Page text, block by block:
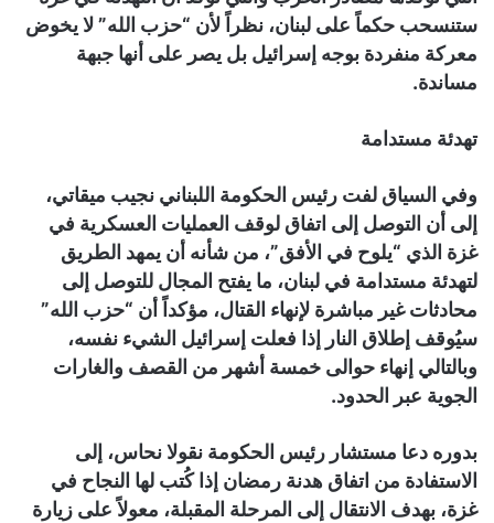
ستنسحب حكماً على لبنان، نظراً لأن “حزب الله” لا يخوض
معركة منفردة بوجه إسرائيل بل يصر على أنها جبهة
مساندة.
تهدئة مستدامة
وفي السياق لفت رئيس الحكومة اللبناني نجيب ميقاتي،
إلى أن التوصل إلى اتفاق لوقف العمليات العسكرية في
غزة الذي “يلوح في الأفق”، من شأنه أن يمهد الطريق
لتهدئة مستدامة في لبنان، ما يفتح المجال للتوصل إلى
محادثات غير مباشرة لإنهاء القتال، مؤكداً أن “حزب الله”
سيُوقف إطلاق النار إذا فعلت إسرائيل الشيء نفسه،
وبالتالي إنهاء حوالى خمسة أشهر من القصف والغارات
الجوية عبر الحدود.
بدوره دعا مستشار رئيس الحكومة نقولا نحاس، إلى
الاستفادة من اتفاق هدنة رمضان إذا كُتب لها النجاح في
غزة، بهدف الانتقال إلى المرحلة المقبلة، معولاً على زيارة